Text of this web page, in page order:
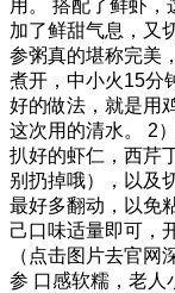
用。 搭配了鲜虾，
加了鲜甜气息，又
参粥真的堪称完美
煮开，中小火15分
好的做法，就是用
这次用的清水。 2
扒好的虾仁，西芹
别扔掉哦），以及
最好多翻动，以免
己口味适量即可，
（点击图片去官网
参 口感软糯，老人